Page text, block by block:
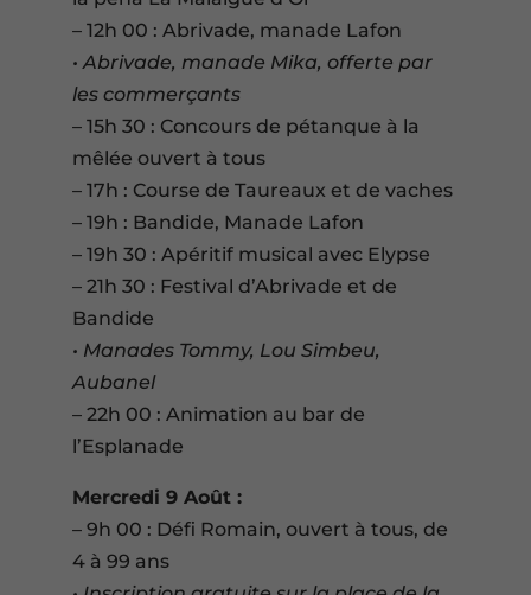
– 12h 00 : Abrivade, manade Lafon
• Abrivade, manade Mika, offerte par
les commerçants
– 15h 30 : Concours de pétanque à la
mêlée ouvert à tous
– 17h : Course de Taureaux et de vaches
– 19h : Bandide, Manade Lafon
– 19h 30 : Apéritif musical avec Elypse
– 21h 30 : Festival d’Abrivade et de
Bandide
• Manades Tommy, Lou Simbeu,
Aubanel
– 22h 00 : Animation au bar de
l’Esplanade
Mercredi 9 Août :
– 9h 00 : Défi Romain, ouvert à tous, de
4 à 99 ans